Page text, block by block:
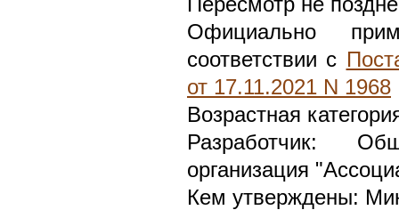
Официально
соответствии с
от 17.11.2021 N 1968
Возрастная
Разработчик:
организация
Кем утверждены: